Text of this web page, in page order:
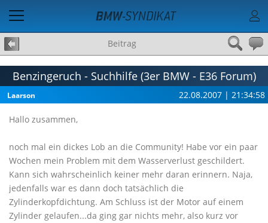
Beitrag
Benzingeruch - Suchhilfe (3er BMW - E36 Forum)
Laarson 22.08.2007 | 21:34:58
Hallo zusammen,
noch mal ein dickes Lob an die Community! Habe vor ein paar
Wochen mein Problem mit dem Wasserverlust geschildert.
Kann sich wahrscheinlich keiner mehr daran erinnern. Naja,
jedenfalls war es dann doch tatsächlich die
Zylinderkopfdichtung. Am Schluss ist der Motor auf einem
Zylinder gelaufen...da ging gar nichts mehr, also kurz vor